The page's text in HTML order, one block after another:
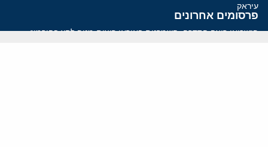
עיראק
פרסומים אחרונים
פזשכיאן רוצה הסדרה, השמרנים באיראן רוצים מנוף לחץ בהורמוז